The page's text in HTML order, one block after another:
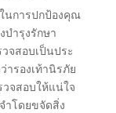
นการปกป้องคุณ
บํารุงรักษา
จสอบเป็นประ
ารองเท้านิรภัย
จสอบให้แน่ใจ
าโดยขจัดสิ่ง